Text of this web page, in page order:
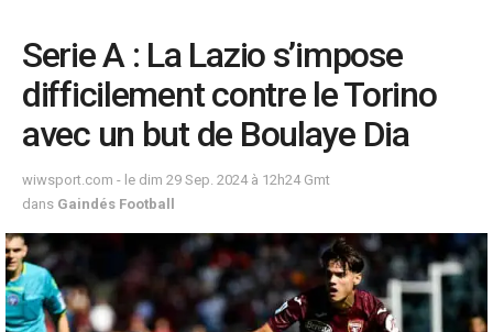
Serie A : La Lazio s’impose
difficilement contre le Torino
avec un but de Boulaye Dia
wiwsport.com - le dim 29 Sep. 2024 à 12h24 Gmt
dans Gaindés Football